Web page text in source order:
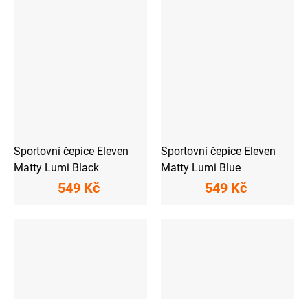
Sportovní čepice Eleven
Matty Lumi Black
549 Kč
Sportovní čepice Eleven
Matty Lumi Blue
549 Kč